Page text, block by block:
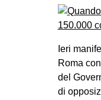
Ieri
Roma
del
di